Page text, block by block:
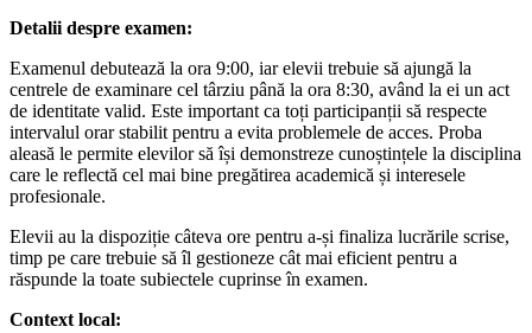
Detalii despre examen:
Examenul debutează la ora 9:00, iar elevii trebuie să ajungă la
centrele de examinare cel târziu până la ora 8:30, având la ei un act
de identitate valid. Este important ca toți participanții să respecte
intervalul orar stabilit pentru a evita problemele de acces. Proba
aleasă le permite elevilor să își demonstreze cunoștințele la disciplina
care le reflectă cel mai bine pregătirea academică și interesele
profesionale.
Elevii au la dispoziție câteva ore pentru a-și finaliza lucrările scrise,
timp pe care trebuie să îl gestioneze cât mai eficient pentru a
răspunde la toate subiectele cuprinse în examen.
Context local: